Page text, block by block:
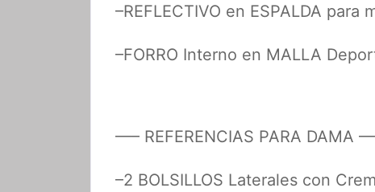
–REFLECTIVO en ESPALDA para
–FORRO Interno en MALLA
—– REFERENCIAS PARA DAMA
–2 BOLSILLOS Laterales con